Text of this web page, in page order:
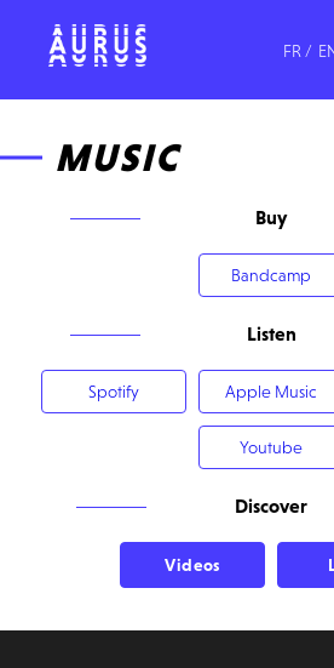
FR /
MUSIC
Buy
Bandcamp
Listen
Spotify Apple Music
Youtube
Discover
Videos